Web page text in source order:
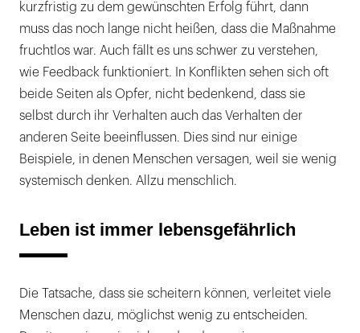
kurzfristig zu dem gewünschten Erfolg führt, dann
muss das noch lange nicht heißen, dass die Maßnahme
fruchtlos war. Auch fällt es uns schwer zu verstehen,
wie Feedback funktioniert. In Konflikten sehen sich oft
beide Seiten als Opfer, nicht bedenkend, dass sie
selbst durch ihr Verhalten auch das Verhalten der
anderen Seite beeinflussen. Dies sind nur einige
Beispiele, in denen Menschen versagen, weil sie wenig
systemisch denken. Allzu menschlich.
Leben ist immer lebensgefährlich
Die Tatsache, dass sie scheitern können, verleitet viele
Menschen dazu, möglichst wenig zu entscheiden.